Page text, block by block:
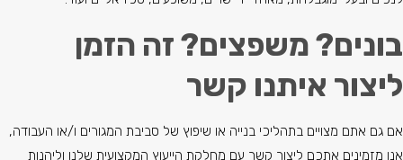
בונים? משפצים? זה הזמן
ליצור איתנו קשר
אם גם אתם מצויים בתהליכי בנייה או שיפוץ של סביבת המגורים ו/או העבודה,
אנו מזמינים אתכם ליצור קשר עם מחלקת הייעוץ המקצועית שלנו וליהנות